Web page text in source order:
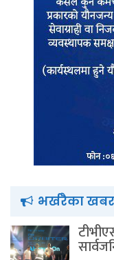
भर्खरैका